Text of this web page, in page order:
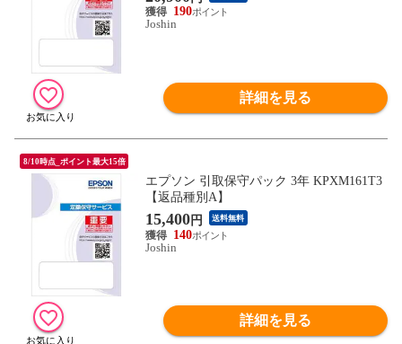
190
Joshin
詳細を見る
8/10時点_ポイント最大15倍
エプソン 引取保守パック 3年 KPXM161T3
【返品種別A】
15,400円 送料無料
140
Joshin
詳細を見る